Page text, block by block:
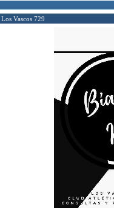
Los Vascos 729